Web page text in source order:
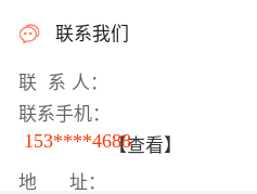
联系我们
联 系 人：
联系手机：
153****4688【查看】
地 址：